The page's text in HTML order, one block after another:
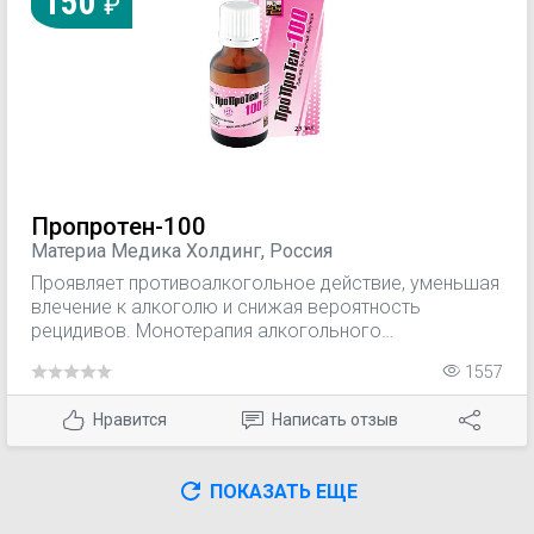
Пропротен-100
Материа Медика Холдинг, Россия
Проявляет противоалкогольное действие, уменьшая
влечение к алкоголю и снижая вероятность
рецидивов. Монотерапия алкогольного
тяжести. Препарат облегчает как
психопатологические нарушения (беспокойство,
психическое напряжение, бессонница,
раздражительность, тревога, снижение настроения,
соматовегетативные расстройства (слабость,
1557
Нравится Написать отзыв
ПОКАЗАТЬ ЕЩЕ